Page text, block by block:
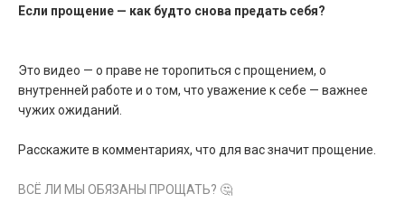
Если прощение — как будто снова предать себя?
Это видео — о праве не торопиться с прощением, о
внутренней работе и о том, что уважение к себе — важнее
чужих ожиданий.
Расскажите в комментариях, что для вас значит прощение.
ВСЁ ЛИ МЫ ОБЯЗАНЫ ПРОЩАТЬ? 🤔